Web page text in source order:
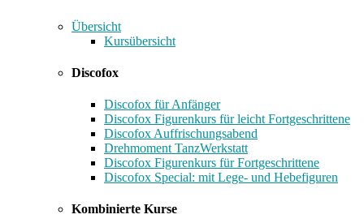
Übersicht
Kursübersicht
Discofox
Discofox für Anfänger
Discofox Figurenkurs für leicht Fortgeschrittene
Discofox Auffrischungsabend
Drehmoment TanzWerkstatt
Discofox Figurenkurs für Fortgeschrittene
Discofox Special: mit Lege- und Hebefiguren
Kombinierte Kurse